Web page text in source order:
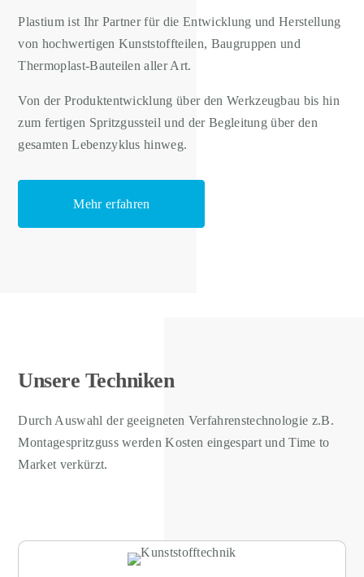
Plastium ist Ihr Partner für die Entwicklung und Herstellung
von hochwertigen Kunststoffteilen, Baugruppen und
Thermoplast-Bauteilen aller Art.
Von der Produktentwicklung über den Werkzeugbau bis hin
zum fertigen Spritzgussteil und der Begleitung über den
gesamten Lebenzyklus hinweg.
Mehr erfahren
Unsere Techniken
Durch Auswahl der geeigneten Verfahrenstechnologie z.B.
Montagespritzguss werden Kosten eingespart und Time to
Market verkürzt.